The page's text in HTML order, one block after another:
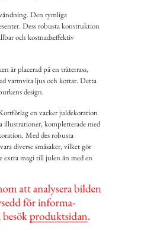
Den rymliga
Dess robusta konstruktion
och kostnadseffektiv
är placerad på en träterrass,
varmvita ljus och kottar. Detta
design.
en vacker juldekoration
illustrationer, kompletterade med
Med des robusta
diverse småsaker, vilket gör
extra magi till julen än med en